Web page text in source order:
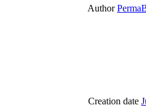
Author
Creation date